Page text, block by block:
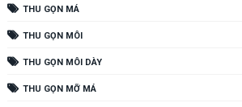
THU GỌN MÁ
THU GỌN MÔI
THU GỌN MÔI DÀY
THU GỌN MỠ MÁ